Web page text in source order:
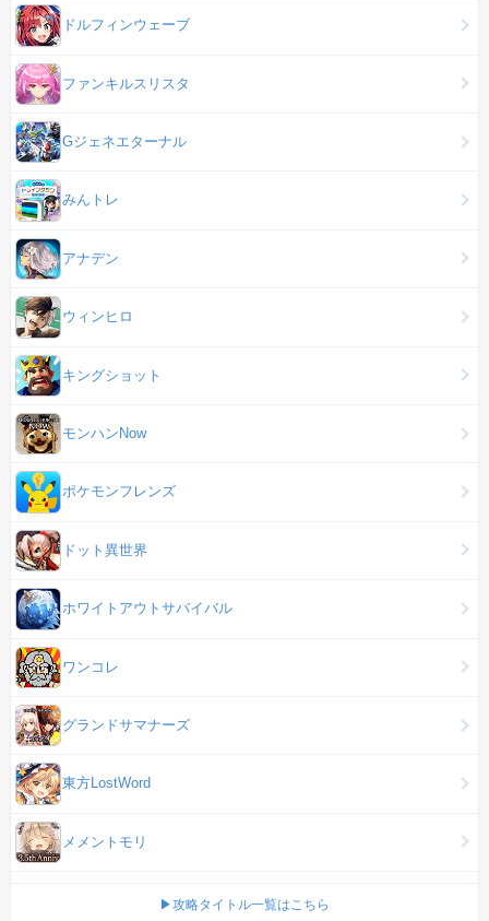
ドルフィンウェーブ
ファンキルスリスタ
Gジェネエターナル
みんトレ
アナデン
ウィンヒロ
キングショット
モンハンNow
ポケモンフレンズ
ドット異世界
ホワイトアウトサバイバル
ワンコレ
グランドサマナーズ
東方LostWord
メメントモリ
▶攻略タイトル一覧はこちら